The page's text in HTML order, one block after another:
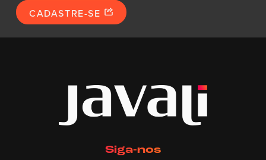
CADASTRE-SE
Siga-nos